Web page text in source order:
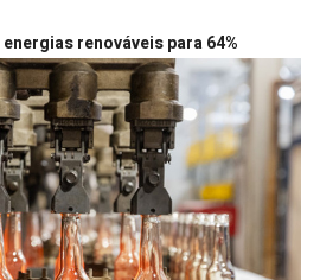
renováveis para 64%